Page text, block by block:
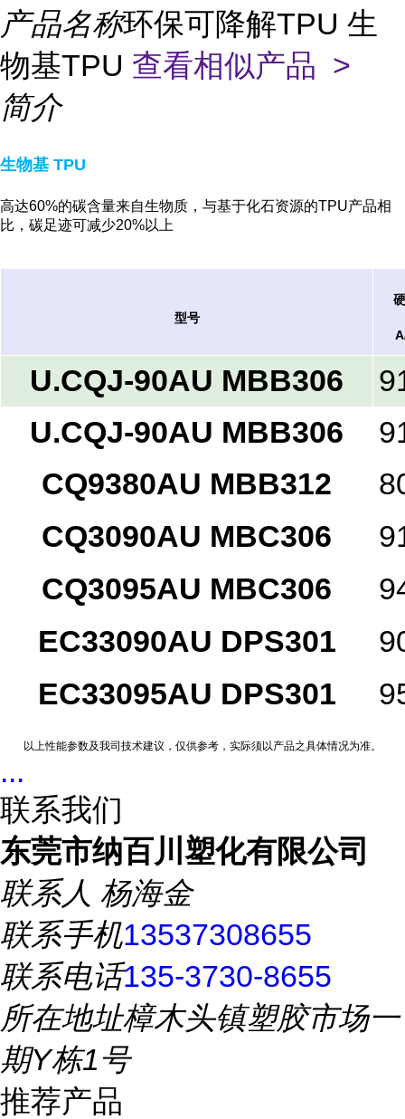
产品名称环保可降解TPU 生
物基TPU 查看相似产品 >
简介
生物基 TPU
高达60%的碳含量来自生物质，与基于化石资源的TPU产品相
比，碳足迹可减少20%以上
型号
U.CQJ-90AU MBB306
U.CQJ-90AU MBB306
CQ9380AU MBB312
CQ3090AU MBC306
CQ3095AU MBC306
EC33090AU DPS301
EC33095AU DPS301
以上性能参数及我司技术建议，仅供参考，实际须以产品之具体情况为准。
...
联系我们
东莞市纳百川塑化有限公司
联系人 杨海金
联系手机13537308655
联系电话135-3730-8655
所在地址樟木头镇塑胶市场一
期Y栋1号
推荐产品